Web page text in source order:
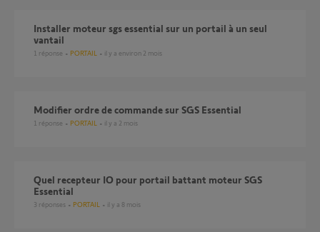
installer moteur sgs essential sur un portail à un seul
vantail
1 réponse PORTAIL il y a environ 2 mois
Modifier ordre de commande sur SGS Essential
1 réponse PORTAIL il y a 2 mois
Quel recepteur IO pour portail battant moteur SGS
Essential
3 réponses PORTAIL il y a 8 mois